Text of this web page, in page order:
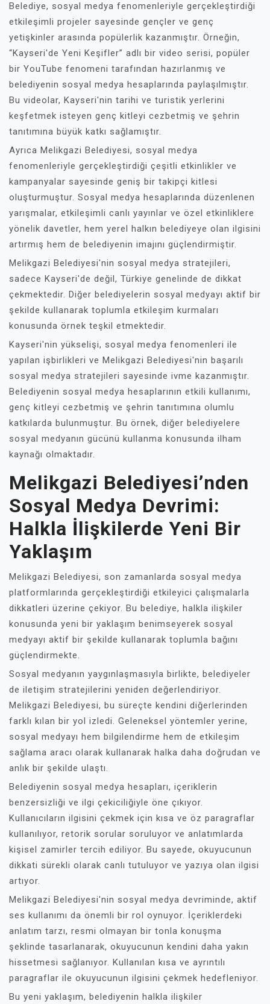
Belediye, sosyal medya fenomenleriyle gerçekleştirdiği
etkileşimli projeler sayesinde gençler ve genç
yetişkinler arasında popülerlik kazanmıştır. Örneğin,
“Kayseri'de Yeni Keşifler” adlı bir video serisi, popüler
bir YouTube fenomeni tarafından hazırlanmış ve
belediyenin sosyal medya hesaplarında paylaşılmıştır.
Bu videolar, Kayseri'nin tarihi ve turistik yerlerini
keşfetmek isteyen genç kitleyi cezbetmiş ve şehrin
tanıtımına büyük katkı sağlamıştır.
Ayrıca Melikgazi Belediyesi, sosyal medya
fenomenleriyle gerçekleştirdiği çeşitli etkinlikler ve
kampanyalar sayesinde geniş bir takipçi kitlesi
oluşturmuştur. Sosyal medya hesaplarında düzenlenen
yarışmalar, etkileşimli canlı yayınlar ve özel etkinliklere
yönelik davetler, hem yerel halkın belediyeye olan ilgisini
artırmış hem de belediyenin imajını güçlendirmiştir.
Melikgazi Belediyesi'nin sosyal medya stratejileri,
sadece Kayseri'de değil, Türkiye genelinde de dikkat
çekmektedir. Diğer belediyelerin sosyal medyayı aktif bir
şekilde kullanarak toplumla etkileşim kurmaları
konusunda örnek teşkil etmektedir.
Kayseri'nin yükselişi, sosyal medya fenomenleri ile
yapılan işbirlikleri ve Melikgazi Belediyesi'nin başarılı
sosyal medya stratejileri sayesinde ivme kazanmıştır.
Belediyenin sosyal medya hesaplarının etkili kullanımı,
genç kitleyi cezbetmiş ve şehrin tanıtımına olumlu
katkılarda bulunmuştur. Bu örnek, diğer belediyelere
sosyal medyanın gücünü kullanma konusunda ilham
kaynağı olmaktadır.
Melikgazi Belediyesi’nden
Sosyal Medya Devrimi:
Halkla İlişkilerde Yeni Bir
Yaklaşım
Melikgazi Belediyesi, son zamanlarda sosyal medya
platformlarında gerçekleştirdiği etkileyici çalışmalarla
dikkatleri üzerine çekiyor. Bu belediye, halkla ilişkiler
konusunda yeni bir yaklaşım benimseyerek sosyal
medyayı aktif bir şekilde kullanarak toplumla bağını
güçlendirmekte.
Sosyal medyanın yaygınlaşmasıyla birlikte, belediyeler
de iletişim stratejilerini yeniden değerlendiriyor.
Melikgazi Belediyesi, bu süreçte kendini diğerlerinden
farklı kılan bir yol izledi. Geleneksel yöntemler yerine,
sosyal medyayı hem bilgilendirme hem de etkileşim
sağlama aracı olarak kullanarak halka daha doğrudan ve
anlık bir şekilde ulaştı.
Belediyenin sosyal medya hesapları, içeriklerin
benzersizliği ve ilgi çekiciliğiyle öne çıkıyor.
Kullanıcıların ilgisini çekmek için kısa ve öz paragraflar
kullanılıyor, retorik sorular soruluyor ve anlatımlarda
kişisel zamirler tercih ediliyor. Bu sayede, okuyucunun
dikkati sürekli olarak canlı tutuluyor ve yazıya olan ilgisi
artıyor.
Melikgazi Belediyesi'nin sosyal medya devriminde, aktif
ses kullanımı da önemli bir rol oynuyor. İçeriklerdeki
anlatım tarzı, resmi olmayan bir tonla konuşma
şeklinde tasarlanarak, okuyucunun kendini daha yakın
hissetmesi sağlanıyor. Kullanılan kısa ve ayrıntılı
paragraflar ile okuyucunun ilgisini çekmek hedefleniyor.
Bu yeni yaklaşım, belediyenin halkla ilişkiler